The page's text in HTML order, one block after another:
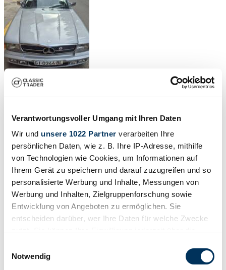
Verantwortungsvoller Umgang mit Ihren Daten
Wir und unsere 1022 Partner verarbeiten Ihre
persönlichen Daten, wie z. B. Ihre IP-Adresse, mithilfe
von Technologien wie Cookies, um Informationen auf
Ihrem Gerät zu speichern und darauf zuzugreifen und so
personalisierte Werbung und Inhalte, Messungen von
Werbung und Inhalten, Zielgruppenforschung sowie
Entwicklung von Angeboten zu ermöglichen. Sie
entscheiden darüber, wer Ihre Daten für welche Zwecke
Trigger Symbol ändern oder widerrufen
Notwendig